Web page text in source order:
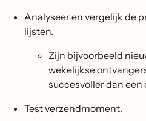
Analyseer en vergelijk de
lijsten.
Zijn bijvoorbeeld
wekelijkse
succesvoller dan een
Test verzendmoment.